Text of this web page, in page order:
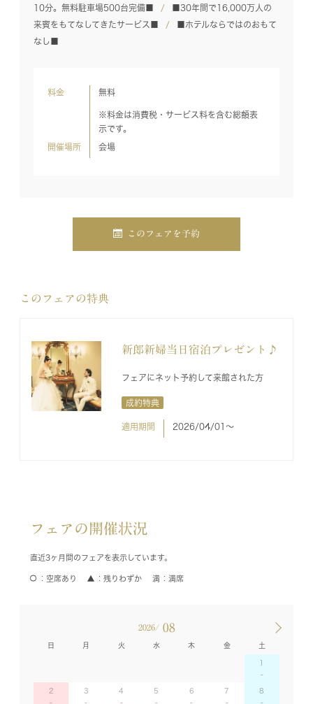
10分。無料駐車場500台完備■
■30年間で16,000万人の
来賓をもてなしてきたサービス■
■ホテルならではのおもて
なし■
料金 無料
※料金は消費税・サービス料を含む総額表
示です。
開催場所 会場
このフェアを予約
このフェアの特典
新郎新婦当日宿泊プレゼント♪
フェアにネット予約して来館された方
成約特典
適用期間 2026/04/01〜
フェアの開催状況
直近3ヶ月間のフェアを表示しています。
空席あり 残りわずか 満席
2026/ 08
日 月 火 水 木 金 土
1
2 3 4 5 6 7 8